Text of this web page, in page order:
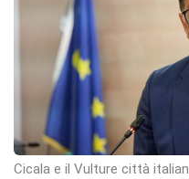
Cicala e il Vulture città